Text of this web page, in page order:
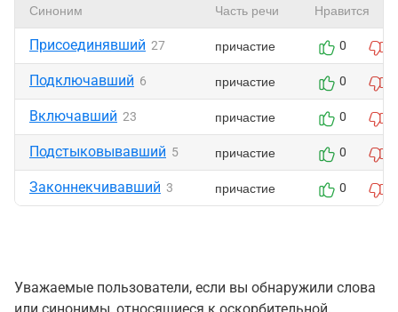
Синоним Часть речи Нравится
Присоединявший 27 причастие 0
Подключавший 6 причастие 0
Включавший 23 причастие 0
Подстыковывавший 5 причастие 0
Законнекчивавший 3 причастие 0
Уважаемые пользователи, если вы обнаружили слова